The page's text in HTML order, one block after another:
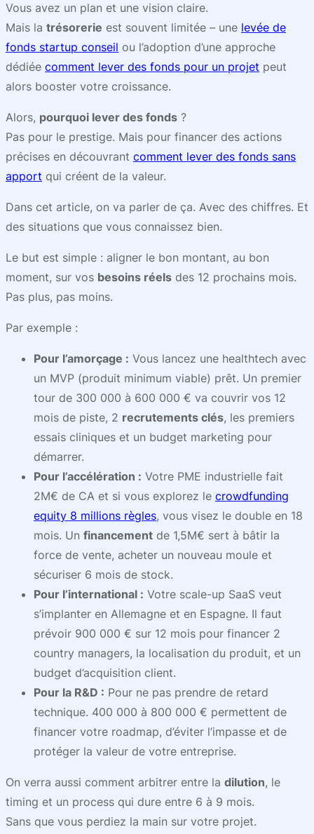
Vous avez un plan et une vision claire.
Mais la trésorerie est souvent limitée – une levée de
fonds startup conseil ou l’adoption d’une approche
dédiée comment lever des fonds pour un projet peut
alors booster votre croissance.
Alors, pourquoi lever des fonds ?
Pas pour le prestige. Mais pour financer des actions
précises en découvrant comment lever des fonds sans
apport qui créent de la valeur.
Dans cet article, on va parler de ça. Avec des chiffres. Et
des situations que vous connaissez bien.
Le but est simple : aligner le bon montant, au bon
moment, sur vos besoins réels des 12 prochains mois.
Pas plus, pas moins.
Par exemple :
Pour l’amorçage : Vous lancez une healthtech avec
un MVP (produit minimum viable) prêt. Un premier
tour de 300 000 à 600 000 € va couvrir vos 12
mois de piste, 2 recrutements clés, les premiers
essais cliniques et un budget marketing pour
démarrer.
Pour l’accélération : Votre PME industrielle fait
2M€ de CA et si vous explorez le crowdfunding
equity 8 millions règles, vous visez le double en 18
mois. Un financement de 1,5M€ sert à bâtir la
force de vente, acheter un nouveau moule et
sécuriser 6 mois de stock.
Pour l’international : Votre scale-up SaaS veut
s’implanter en Allemagne et en Espagne. Il faut
prévoir 900 000 € sur 12 mois pour financer 2
country managers, la localisation du produit, et un
budget d’acquisition client.
Pour la R&D : Pour ne pas prendre de retard
technique. 400 000 à 800 000 € permettent de
financer votre roadmap, d’éviter l’impasse et de
protéger la valeur de votre entreprise.
On verra aussi comment arbitrer entre la dilution, le
timing et un process qui dure entre 6 à 9 mois.
Sans que vous perdiez la main sur votre projet.